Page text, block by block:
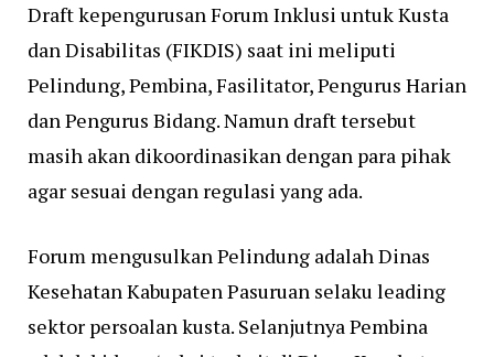
Draft kepengurusan Forum Inklusi untuk Kusta
dan Disabilitas (FIKDIS) saat ini meliputi
Pelindung, Pembina, Fasilitator, Pengurus Harian
dan Pengurus Bidang. Namun draft tersebut
masih akan dikoordinasikan dengan para pihak
agar sesuai dengan regulasi yang ada.
Forum mengusulkan Pelindung adalah Dinas
Kesehatan Kabupaten Pasuruan selaku leading
sektor persoalan kusta. Selanjutnya Pembina